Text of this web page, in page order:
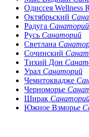
Одиссея Wellness
Октябрьский
Радуга Санаторий
Русь Санаторий
Светлана
Сочинский
Тихий Дон
Урал Санаторий
Чемитоквадже
Черноморье
Ширак
Южное Взморье